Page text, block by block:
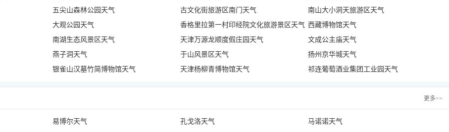
五尖山森林公园天气 古文化街旅游区南门天气
南山大小洞天旅游区天气
大观公园天气 香格里拉第一村印经院文化旅游景区天气 西藏博物馆天气
南湖生态风景区天气 天津万源龙顺度假庄园天气
文成公主庙天气
燕子洞天气 于山风景区天气
扬州京华城天气
银雀山汉墓竹简博物馆天气 天津杨柳青博物馆天气 祁连葡萄酒业集团工业园天气
更多>>
易博尔天气 孔戈洛天气
马诺诺天气